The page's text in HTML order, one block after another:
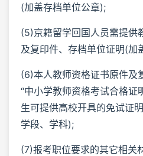
(加盖存档单位公章);
(5)京籍留学回国人员需提供
及复印件、存档单位证明(加
(6)本人教师资格证书原件及
“中小学教师资格考试合格证
生可提供高校开具的免试证
学段、学科);
(7)报考职位要求的其它相关